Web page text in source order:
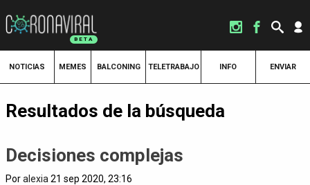
NOTICIAS MEMES BALCONING TELETRABAJO INFO ENVIAR
Resultados de la búsqueda
Decisiones complejas
Poralexia 21 sep 2020, 23:16